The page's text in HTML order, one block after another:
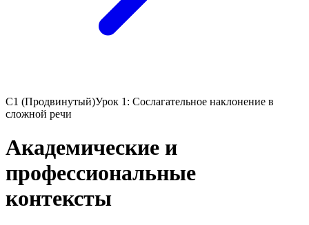
C1 (Продвинутый)Урок 1: Сослагательное наклонение в
сложной речи
Академические и
профессиональные
контексты